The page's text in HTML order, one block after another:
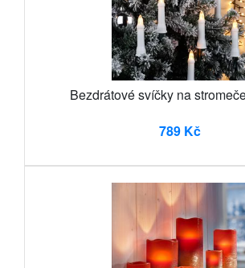
Bezdrátové svíčky na
789 Kč